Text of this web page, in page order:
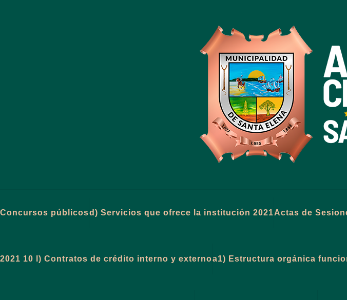
Concursos públicosd) Servicios que ofrece la institución 2021Actas de
2021 10 l) Contratos de crédito interno y externoa1) Estructura orgánica